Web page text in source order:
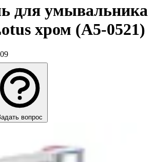
для умывальника
хром (А5-0521)
вопрос